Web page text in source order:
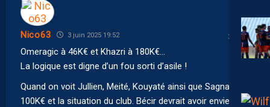
Nico63 3 juin 2025 19:52
Omeragic à 46K€ et Khazri à 180K€…
La logique est digne d’un fou sorti d’asile !
Quand on voit Jullien, Meité, Kouyaté ainsi que Sagnan à
100K€ et la situation du club. Bécir devrait avoir envie de